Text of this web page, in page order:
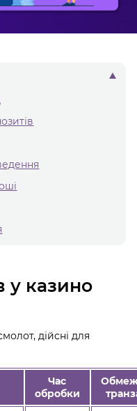
у казино
дійсні для
Час
обробки